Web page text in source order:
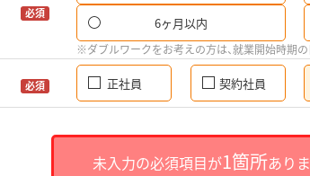
必須
6ヶ月以内
※ダブルワークをお考えの方は、就業開始時期
必須 正社員 契約社員
未入力の必須項目が1箇所あり